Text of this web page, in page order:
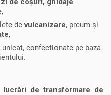
devulcanizare, prcum și
,
confectionate pe baza
de transformare de